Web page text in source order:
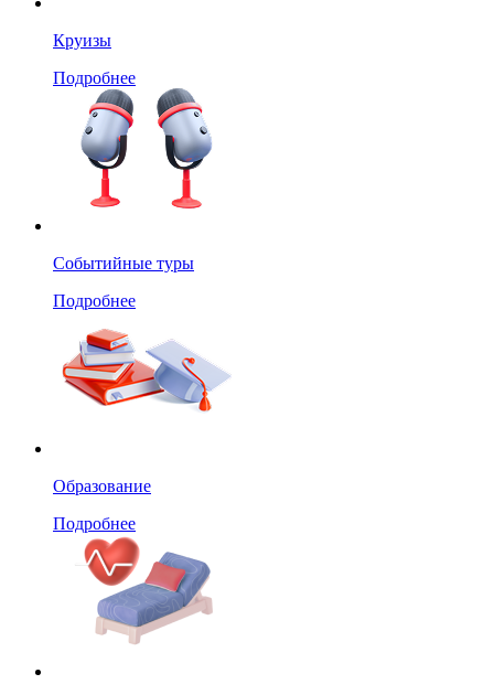
Круизы
Подробнее
Событийные туры
Подробнее
Образование
Подробнее